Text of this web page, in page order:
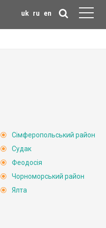
uk ru en
Сімферопольський район
Судак
Феодосія
Чорноморський район
Ялта